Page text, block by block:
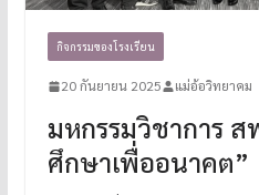
กิจกรรมของโรงเรียน
20 กันยายน 2025 แม่อ้อวิทยาคม
มหกรรมวิชาการ ส
ศึกษาเพื่ออนาคต”